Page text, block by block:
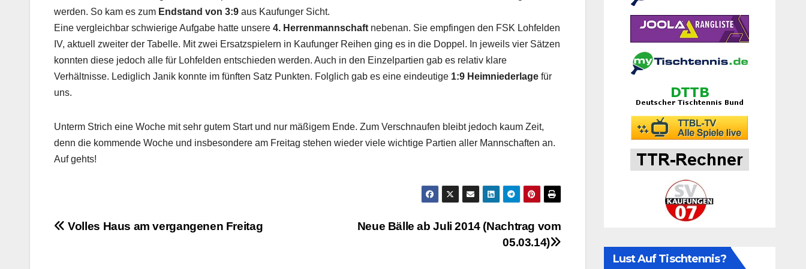
werden. So kam es zum Endstand von 3:9 aus Kaufunger Sicht.
Eine vergleichbar schwierige Aufgabe hatte unsere 4. Herrenmannschaft nebenan. Sie empfingen den FSK Lohfelden
IV, aktuell zweiter der Tabelle. Mit zwei Ersatzspielern in Kaufunger Reihen ging es in die Doppel. In jeweils vier Sätzen
konnten diese jedoch alle für Lohfelden entschieden werden. Auch in den Einzelpartien gab es relativ klare
Verhältnisse. Lediglich Janik konnte im fünften Satz Punkten. Folglich gab es eine eindeutige 1:9 Heimniederlage für
uns.
Unterm Strich eine Woche mit sehr gutem Start und nur mäßigem Ende. Zum Verschnaufen bleibt jedoch kaum Zeit,
denn die kommende Woche und insbesondere am Freitag stehen wieder viele wichtige Partien aller Mannschaften an.
Auf gehts!
Beitragsnavigation
Neue Bälle ab Juli 2014 (Nachtrag vom
05.03.14)
Volles Haus am vergangenen Freitag
Lust Auf Tischtennis?